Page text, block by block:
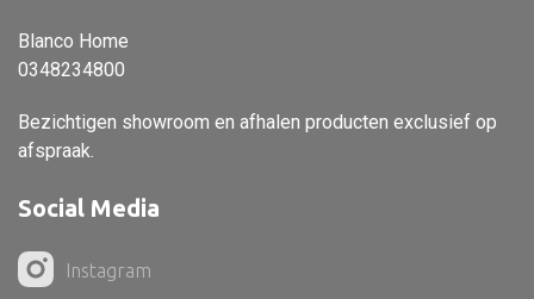
Tapijt
Alle bouwmateriaal
Bed
Blanco Home
0348234800
Bezichtigen showroom en afhalen producten exclusief op
afspraak.
Social Media
Instagram